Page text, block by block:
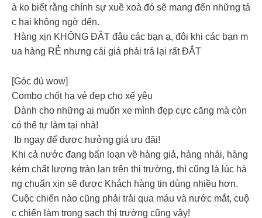
à ko biết rằng chính sự xuề xoà đó sẽ mang đến những tá
c hại không ngờ đến.
Hàng xịn KHÔNG ĐẮT đâu các bạn ạ, đôi khi các bạn m
ua hàng RẺ nhưng cái giá phải trả lại rất ĐẮT
[Góc đủ wow]
Combo chốt hạ vẻ đẹp cho xế yêu
Dành cho những ai muốn xe mình đẹp cực căng mà còn
có thể tự làm tại nhà!
Ib ngay để được hưởng giá ưu đãi!
Khi cả nước đang bấn loạn về hàng giả, hàng nhái, hàng
kém chất lượng tràn lan trên thị trường, thì cũng là lúc hà
ng chuẩn xịn sẽ được Khách hàng tin dùng nhiều hơn.
Cuộc chiến nào cũng phải trải qua máu và nước mắt, cuộ
c chiến làm trong sạch thị trường cũng vậy!